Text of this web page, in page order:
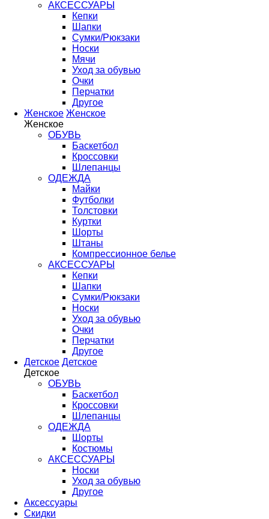
АКСЕССУАРЫ
Кепки
Шапки
Сумки/Рюкзаки
Носки
Мячи
Уход за обувью
Очки
Перчатки
Другое
Женское Женское
Женское
ОБУВЬ
Баскетбол
Кроссовки
Шлепанцы
ОДЕЖДА
Майки
Футболки
Толстовки
Куртки
Шорты
Штаны
Компрессионное белье
АКСЕССУАРЫ
Кепки
Шапки
Сумки/Рюкзаки
Носки
Уход за обувью
Очки
Перчатки
Другое
Детское Детское
Детское
ОБУВЬ
Баскетбол
Кроссовки
Шлепанцы
ОДЕЖДА
Шорты
Костюмы
АКСЕССУАРЫ
Носки
Уход за обувью
Другое
Аксессуары
Скидки